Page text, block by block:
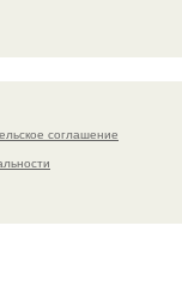
соглашение